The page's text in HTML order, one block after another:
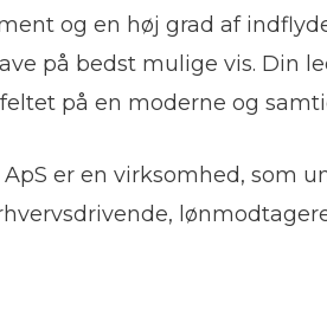
og en høj grad af
på bedst mulige vis. Din
på en moderne og
er en virksomhed, som